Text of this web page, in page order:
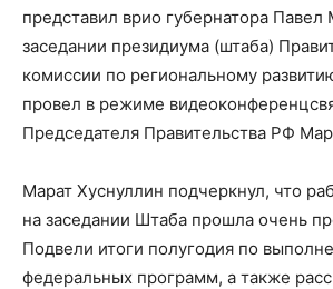
представил врио губернатора Павел
заседании президиума (штаба)
комиссии по региональному
провел в режиме
Председателя Правительства РФ
Марат Хуснуллин подчеркнул, что
на заседании Штаба прошла очень
Подвели итоги полугодия по
федеральных программ, а также